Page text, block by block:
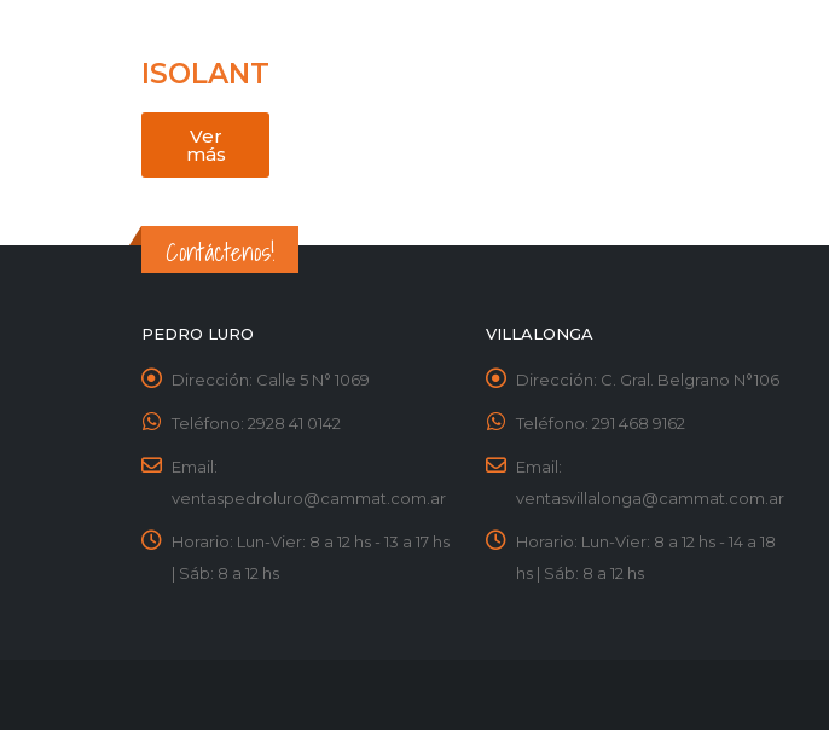
ISOLANT
Ver
más
Contáctenos!
PEDRO LURO
Dirección: Calle 5 N° 1069
Teléfono: 2928 41 0142
Email:
ventaspedroluro@cammat.com.ar
Horario: Lun-Vier: 8 a 12 hs - 13 a 17 hs
| Sáb: 8 a 12 hs
VILLALONGA
Dirección: C. Gral. Belgrano N°106
Teléfono: 291 468 9162
Email:
ventasvillalonga@cammat.com.ar
Horario: Lun-Vier: 8 a 12 hs - 14 a 18
hs | Sáb: 8 a 12 hs